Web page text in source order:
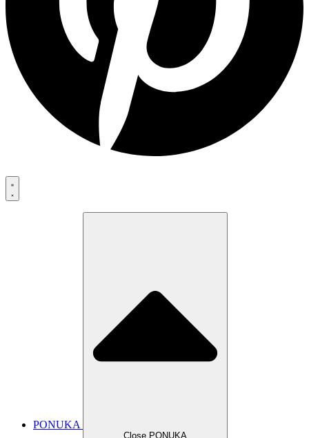
PONUKA
Close PONUKA